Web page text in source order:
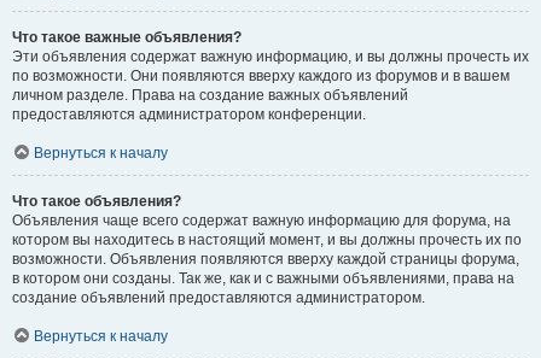
Что такое важные объявления?
Эти объявления содержат важную информацию, и вы должны прочесть их
по возможности. Они появляются вверху каждого из форумов и в вашем
личном разделе. Права на создание важных объявлений
предоставляются администратором конференции.
Вернуться к началу
Что такое объявления?
Объявления чаще всего содержат важную информацию для форума, на
котором вы находитесь в настоящий момент, и вы должны прочесть их по
возможности. Объявления появляются вверху каждой страницы форума,
в котором они созданы. Так же, как и с важными объявлениями, права на
создание объявлений предоставляются администратором.
Вернуться к началу